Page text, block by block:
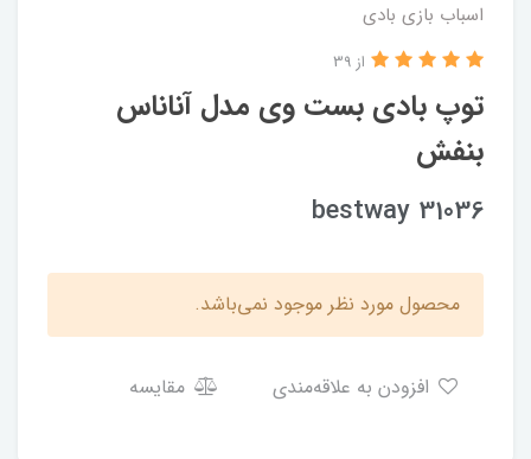
اسباب بازی بادی
توپ بادی بست وی مدل آناناس
بنفش
از 39
bestway 31036
محصول مورد نظر موجود نمی‌باشد.
مقایسه